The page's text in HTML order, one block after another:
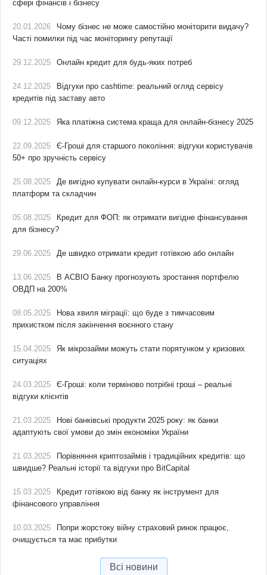
сфері фінансів і бізнесу
20.01.2026
Чому бізнес не може самостійно моніторити видачу?
Часті помилки під час моніторингу репутації
29.12.2025 Онлайн кредит для будь-яких потреб
24.12.2025
Відгуки про cashtime: реальний огляд сервісу
кредитів під заставу авто
09.12.2025 Яка платіжна система краща для онлайн-бізнесу 2025
22.09.2025
Є-Гроші для старшого покоління: відгуки користувачів
50+ про зручність сервісу
25.08.2025
Де вигідно купувати онлайн-курси в Україні: огляд
платформ та складчин
05.08.2025
Кредит для ФОП: як отримати вигідне фінансування
для бізнесу?
29.06.2025 Де швидко отримати кредит готівкою або онлайн
13.06.2025
В АСВІО Банку прогнозують зростання портфелю
ОВДП на 200%
08.05.2025
Нова хвиля міграції: що буде з тимчасовим
прихистком після закінчення воєнного стану
15.04.2025
Як мікрозайми можуть стати порятунком у кризових
ситуаціях
24.03.2025
Є-Гроші: коли терміново потрібні гроші – реальні
відгуки клієнтів
21.03.2025
Нові банківські продукти 2025 року: як банки
адаптують свої умови до змін економіки України
21.03.2025
Порівняння криптозаймів і традиційних кредитів: що
швидше? Реальні історії та відгуки про BitCapital
15.03.2025
Кредит готівкою від банку як інструмент для
фінансового управління
10.03.2025
Попри жорстоку війну страховий ринок працює,
очищується та має прибутки
Всі новини